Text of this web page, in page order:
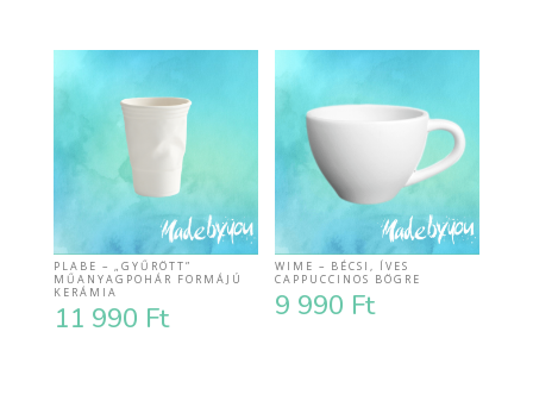
PLABE – „GYŰRÖTT”
MŰANYAGPOHÁR FORMÁJÚ
KERÁMIA
11 990 Ft
WIME – BÉCSI, ÍVES
CAPPUCCINOS BÖGRE
9 990 Ft